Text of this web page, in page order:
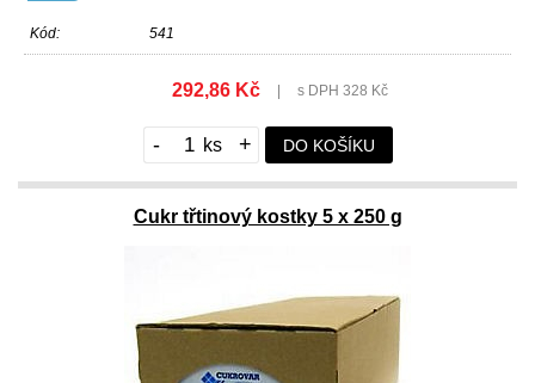
Kód: 541
292,86 Kč s DPH 328 Kč
- + DO KOŠÍKU
Cukr třtinový kostky 5 x 250 g